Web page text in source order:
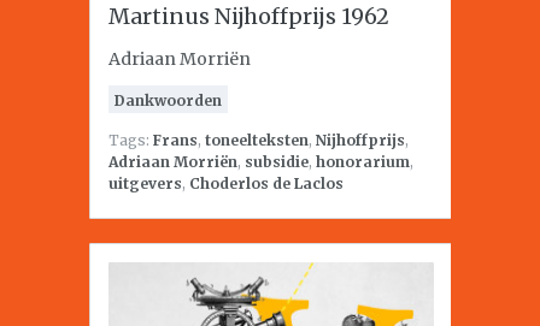
Martinus Nijhoffprijs 1962
Adriaan Morriën
Dankwoorden
Tags: Frans, toneelteksten, Nijhoffprijs,
Adriaan Morriën, subsidie, honorarium,
uitgevers, Choderlos de Laclos